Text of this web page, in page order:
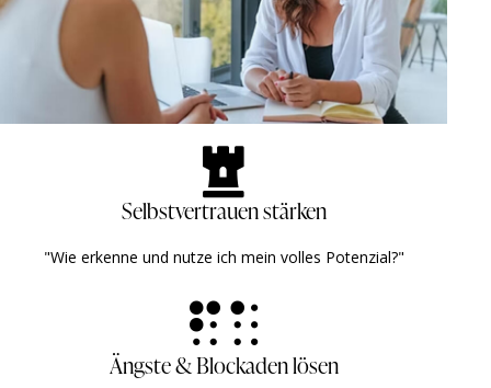
Selbstvertrauen stärken
"Wie erkenne und nutze ich mein volles Potenzial?" ​ ​
Ängste & Blockaden lösen